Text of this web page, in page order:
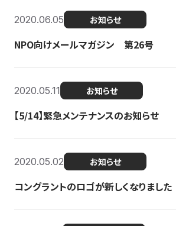
2020.06.05 お知らせ
NPO向けメールマガジン 第26号
2020.05.11 お知らせ
【5/14】緊急メンテナンスのお知らせ
2020.05.02 お知らせ
コングラントのロゴが新しくなりました